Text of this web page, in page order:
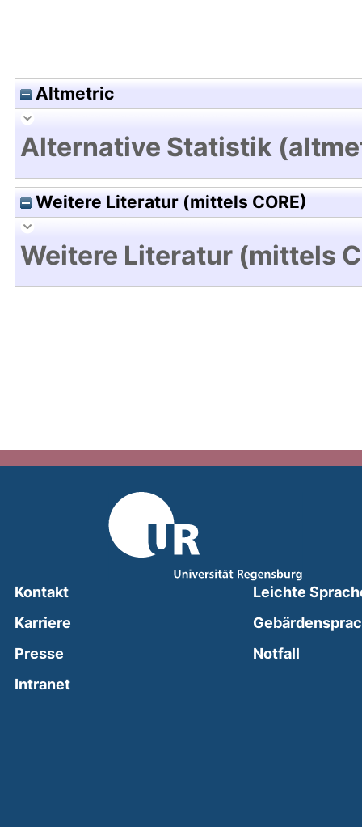
Altmetric
Alternative Statistik
Weitere Literatur (mittels CORE)
Weitere Literatur (mittels
Kontakt
Karriere
Presse
Intranet(external link, opens in a new window)
Leichte
Notfall